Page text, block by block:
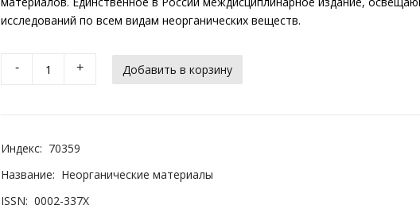
исследований по всем видам неорганических веществ.
- +
Индекс: 70359
Название: Неорганические материалы
ISSN: 0002-337X